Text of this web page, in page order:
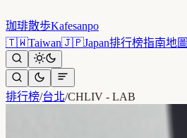
珈琲散歩Kafesanpo
🇹🇼Taiwan🇯🇵Japan排行榜指南地圖
排行榜/台北/CHLIV - LAB